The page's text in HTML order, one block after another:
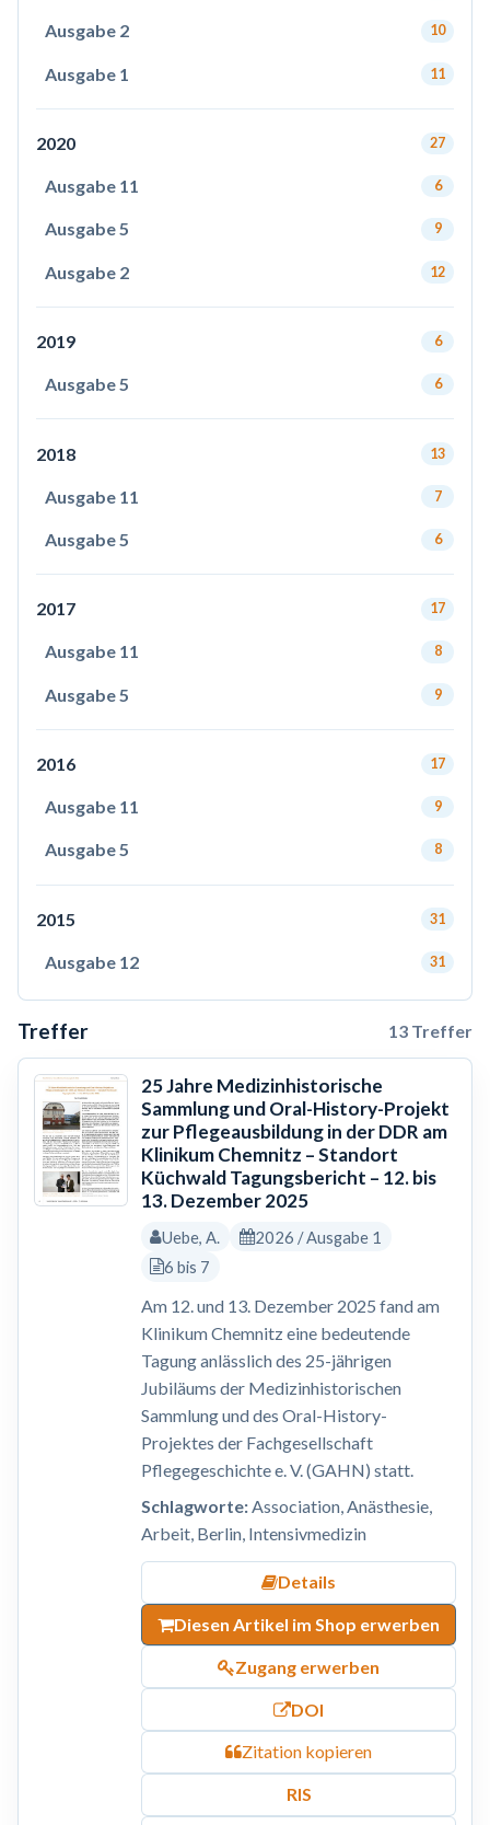
Ausgabe 2 10
Ausgabe 1 11
2020 27
Ausgabe 11 6
Ausgabe 5 9
Ausgabe 2 12
2019 6
Ausgabe 5 6
2018 13
Ausgabe 11 7
Ausgabe 5 6
2017 17
Ausgabe 11 8
Ausgabe 5 9
2016 17
Ausgabe 11 9
Ausgabe 5 8
2015 31
Ausgabe 12 31
Treffer 13 Treffer
25 Jahre Medizinhistorische
Sammlung und Oral-History-Projekt
zur Pflegeausbildung in der DDR am
Klinikum Chemnitz – Standort
Küchwald Tagungsbericht – 12. bis
13. Dezember 2025
Uebe, A.
2026 / Ausgabe 1
6 bis 7
Am 12. und 13. Dezember 2025 fand am
Klinikum Chemnitz eine bedeutende
Tagung anlässlich des 25-jährigen
Jubiläums der Medizinhistorischen
Sammlung und des Oral-History-
Projektes der Fachgesellschaft
Pflegegeschichte e. V. (GAHN) statt.
Schlagworte:Association, Anästhesie,
Arbeit, Berlin, Intensivmedizin
Details
Diesen Artikel im Shop erwerben
Zugang erwerben
DOI
Zitation kopieren
RIS